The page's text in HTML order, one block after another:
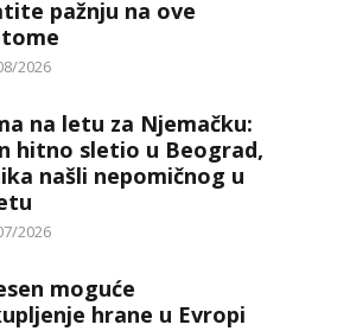
pažnju na ove
2026
na letu za Njemačku:
hitno sletio u Beograd,
našli nepomičnog u
2026
moguće
hrane u Evropi